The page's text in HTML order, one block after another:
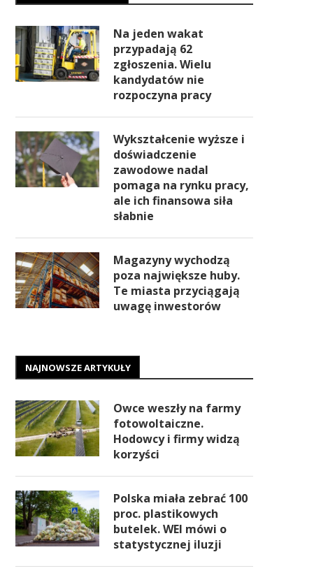
Na jeden wakat
przypadają 62
zgłoszenia. Wielu
kandydatów nie
rozpoczyna pracy
Wykształcenie wyższe i
doświadczenie
zawodowe nadal
pomaga na rynku pracy,
ale ich finansowa siła
słabnie
Magazyny wychodzą
poza największe huby.
Te miasta przyciągają
uwagę inwestorów
NAJNOWSZE ARTYKUŁY
Owce weszły na farmy
fotowoltaiczne.
Hodowcy i firmy widzą
korzyści
Polska miała zebrać 100
proc. plastikowych
butelek. WEI mówi o
statystycznej iluzji